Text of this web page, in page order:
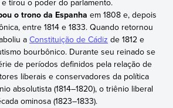
tirou o poder do parlamento.
o trono da Espanhaem 1808 e, depois
entre 1814 e 1833. Quando retornou
aConstituição de Cádiz de 1812 e
bourbônico. Durante seu reinado se
de períodos definidos pela relação de
liberais e conservadores da política
absolutista (1814–1820), o triênio liberal
ominosa (1823–1833).